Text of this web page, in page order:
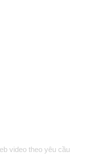
video theo yêu cầu